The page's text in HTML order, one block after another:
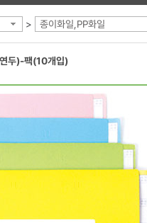
> 종이화일,PP화일
두)-팩(10개입)